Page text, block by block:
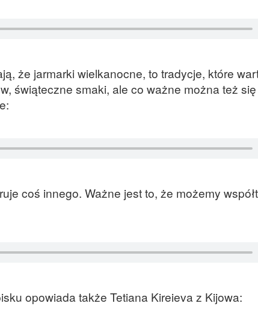
że jarmarki wielkanocne, to tradycje, które
świąteczne smaki, ale co ważne można też
coś innego. Ważne jest to, że możemy
opowiada także Tetiana Kireieva z Kijowa: